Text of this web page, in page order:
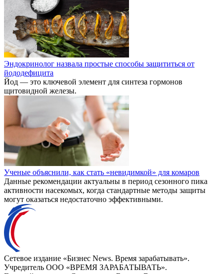
Эндокринолог назвала простые способы защититься от
йододефицита
Йод — это ключевой элемент для синтеза гормонов
щитовидной железы.
Ученые объяснили, как стать «невидимкой» для комаров
Данные рекомендации актуальны в период сезонного пика
активности насекомых, когда стандартные методы защиты
могут оказаться недостаточно эффективными.
Сетевое издание «Бизнес News. Время зарабатывать».
Учредитель ООО «ВРЕМЯ ЗАРАБАТЫВАТЬ».